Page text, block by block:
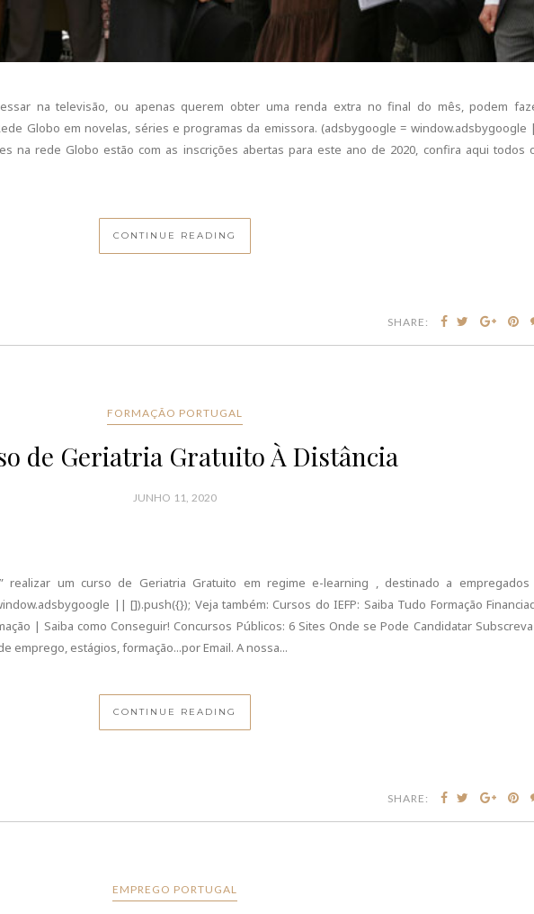
na televisão, ou apenas querem obter uma renda extra no final do mês, podem
Globo em novelas, séries e programas da emissora. (adsbygoogle =
na rede Globo estão com as inscrições abertas para este ano de 2020, confira aqui todos
CONTINUE READING
SHARE:
FORMAÇÃO PORTUGAL
de Geriatria Gratuito À Distância
JUNHO 11, 2020
realizar um curso de Geriatria Gratuito em regime e-learning , destinado a
|| []).push({}); Veja também: Cursos do IEFP: Saiba Tudo Formação
| Saiba como Conseguir! Concursos Públicos: 6 Sites Onde se Pode Candidatar
emprego, estágios, formação...por Email. A nossa...
CONTINUE READING
SHARE:
EMPREGO PORTUGAL